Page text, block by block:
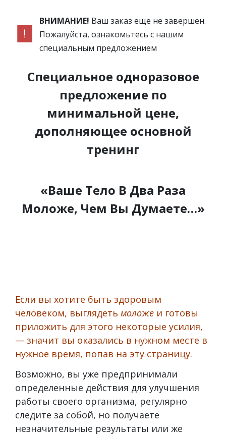
ВНИМАНИЕ! Ваш заказ еще не завершен.
Пожалуйста, ознакомьтесь с нашим
специальным предложением
Специальное одноразовое
предложение по
минимальной цене,
дополняющее основной
тренинг
«Ваше Тело В Два Раза
Моложе, Чем Вы Думаете…»
Если вы хотите быть здоровым
человеком, выглядеть моложе и готовы
приложить для этого некоторые усилия,
— значит вы оказались в нужном месте в
нужное время, попав на эту страницу.
Возможно, вы уже предпринимали
определенные действия для улучшения
работы своего организма, регулярно
следите за собой, но получаете
незначительные результаты или же